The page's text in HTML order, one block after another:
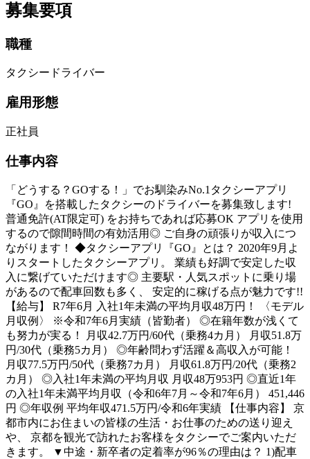
募集要項
職種
タクシードライバー
雇用形態
正社員
仕事内容
「どうする？GOする！」でお馴染みNo.1タクシーアプリ
『GO』を搭載したタクシーのドライバーを募集致します!
普通免許(AT限定可) をお持ちであれば応募OK アプリを使用
するので隙間時間の有効活用◎ ご自身の頑張りが収入につ
ながります！ ◆タクシーアプリ『GO』とは？ 2020年9月よ
りスタートしたタクシーアプリ。 業績も好調で安定した収
入に繋げていただけます◎ 主要駅・人気スポットに乗り場
があるので配車回数も多く、 安定的に稼げる点が魅力です!!
【給与】 R7年6月 入社1年未満の平均月収48万円！ 〈モデル
月収例〉 ※令和7年6月実績（皆勤者） ◎在籍年数が浅くて
も努力が実る！ 月収42.7万円/60代（乗務4カ月） 月収51.8万
円/30代（乗務5カ月） ◎年齢問わず活躍＆高収入が可能！
月収77.5万円/50代（乗務7カ月） 月収61.8万円/20代（乗務2
カ月） ◎入社1年未満の平均月収 月収48万953円 ◎直近1年
の入社1年未満平均月収（令和6年7月～令和7年6月） 451,446
円 ◎年収例 平均年収471.5万円/令和6年実績 【仕事内容】 京
都市内にお住まいの皆様の生活・お仕事のための送り迎え
や、 京都を観光で訪れたお客様をタクシーでご案内いただ
きます。 ▼中途・新卒者の定着率が96％の理由は？ 1)配車